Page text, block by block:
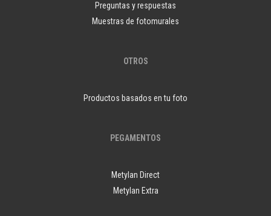
Preguntas y respuestas
Muestras de fotomurales
OTROS
Productos basados en tu foto
PEGAMENTOS
Metylan Direct
Metylan Extra